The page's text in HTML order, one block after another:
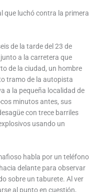
que luchó contra la primera
de la tarde del 23 de
a la carretera que
de la ciudad, un hombre
tramo de la autopista
a la pequeña localidad de
minutos antes, sus
con trece barriles
usando un
habla por un teléfono
delante para observar
sobre un taburete. Al ver
al punto en cuestión,